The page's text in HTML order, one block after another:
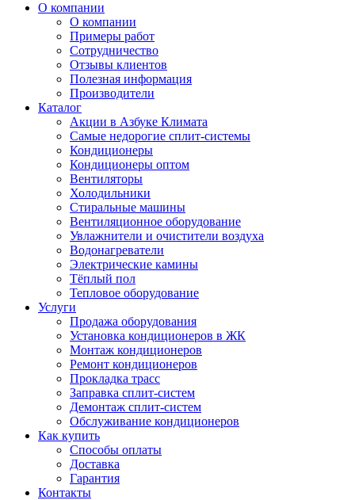
О компании
О компании
Примеры работ
Сотрудничество
Отзывы клиентов
Полезная информация
Производители
Каталог
Акции в Азбуке Климата
Самые недорогие сплит-системы
Кондиционеры
Кондиционеры оптом
Вентиляторы
Холодильники
Стиральные машины
Вентиляционное оборудование
Увлажнители и очистители воздуха
Водонагреватели
Электрические камины
Тёплый пол
Тепловое оборудование
Услуги
Продажа оборудования
Установка кондиционеров в ЖК
Монтаж кондиционеров
Ремонт кондиционеров
Прокладка трасс
Заправка сплит-систем
Демонтаж сплит-систем
Обслуживание кондиционеров
Как купить
Способы оплаты
Доставка
Гарантия
Контакты